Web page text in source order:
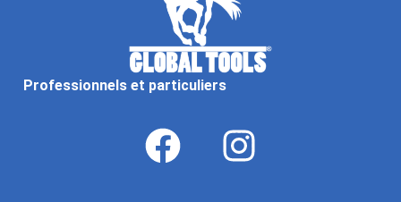
Professionnels et particuliers